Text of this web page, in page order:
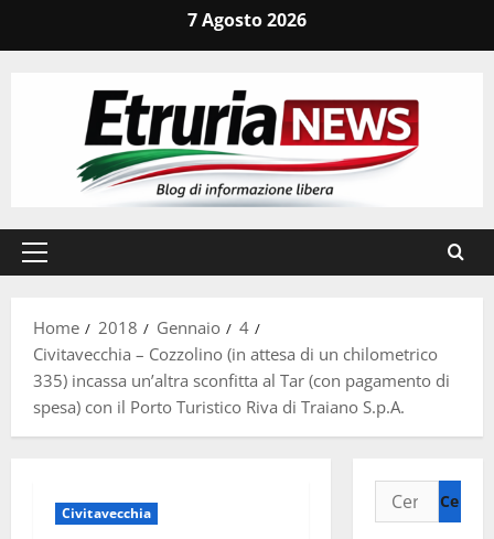
7 Agosto 2026
Menu
Home
2018 Gennaio
4
Civitavecchia – Cozzolino (in attesa di un chilometrico
335) incassa un’altra sconfitta al Tar (con pagamento di
spesa) con il Porto Turistico Riva di Traiano S.p.A.
Civitavecchia
Ricerca
per: